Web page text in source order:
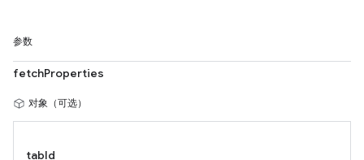
参数
fetchProperties
对象（可选）
tabId